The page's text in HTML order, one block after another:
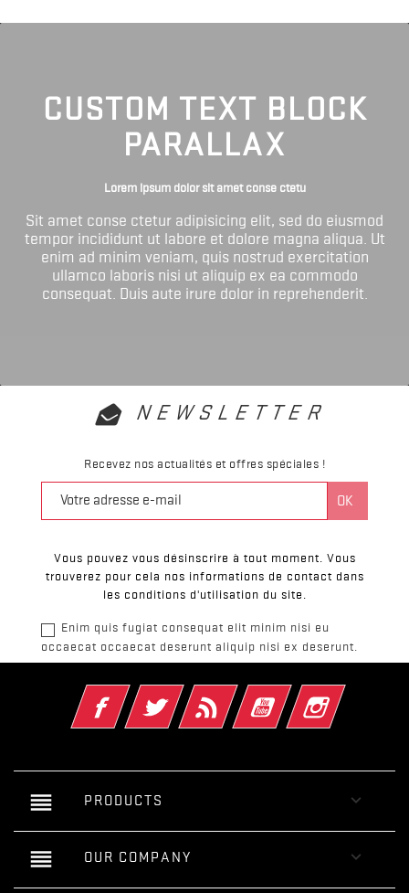
CUSTOM TEXT BLOCK
PARALLAX
Lorem ipsum dolor sit amet conse ctetu
Sit amet conse ctetur adipisicing elit, sed do eiusmod
tempor incididunt ut labore et dolore magna aliqua. Ut
enim ad minim veniam, quis nostrud exercitation
ullamco laboris nisi ut aliquip ex ea commodo
consequat. Duis aute irure dolor in reprehenderit.
NEWSLETTER
Recevez nos actualités et offres spéciales !
Vous pouvez vous désinscrire à tout moment. Vous
trouverez pour cela nos informations de contact dans
les conditions d'utilisation du site.
Enim quis fugiat consequat elit minim nisi eu
occaecat occaecat deserunt aliquip nisi ex deserunt.
FacebookTwitter Rss YouTube Instagram
reorder PRODUCTS 
reorder OUR COMPANY 